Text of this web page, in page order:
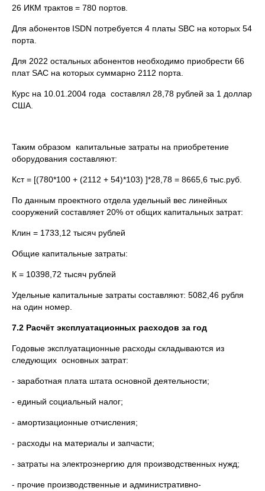
26 ИКМ трактов = 780 портов.
Для абонентов ISDN потребуется 4 платы SBC на которых 54
порта.
Для 2022 остальных абонентов необходимо приобрести 66
плат SAC на которых суммарно 2112 порта.
Курс на 10.01.2004 года составлял 28,78 рублей за 1 доллар
США.
Таким образом капитальные затраты на приобретение
оборудования составляют:
Кст = [(780*100 + (2112 + 54)*103) ]*28,78 = 8665,6 тыс.руб.
По данным проектного отдела удельный вес линейных
сооружений составляет 20% от общих капитальных затрат:
Клин = 1733,12 тысяч рублей
Общие капитальные затраты:
К = 10398,72 тысяч рублей
Удельные капитальные затраты составляют: 5082,46 рубля
на один номер.
7.2 Расчёт эксплуатационных расходов за год
Годовые эксплуатационные расходы складываются из
следующих основных затрат:
- заработная плата штата основной деятельности;
- единый социальный налог;
- амортизационные отчисления;
- расходы на материалы и запчасти;
- затраты на электроэнергию для производственных нужд;
- прочие производственные и административно-